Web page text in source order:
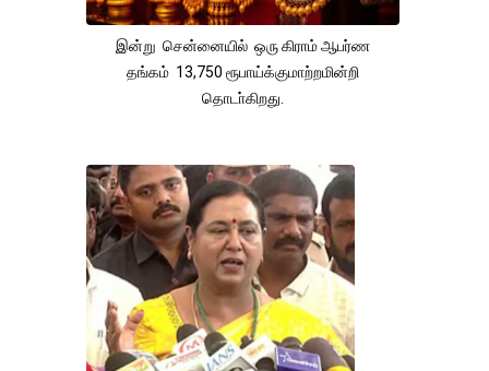
இன்று சென்னையில் ஒரு கிராம் ஆபர்ண
தங்கம் 13,750 ரூபாய்க்குமாற்றமின்றி
தொடா்கிறது.